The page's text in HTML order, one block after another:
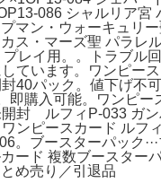
086 シャルリア宮
マン・ウォーキュリ
ス・マーズ聖 パラレ
レイ用。。トラブル
ています。ワンピー
40パック。値下げ不
即購入可能。ワンピ
封 ルフィP-033 ガン
ンピースカード ルフ
。ブースターパック
カード 複数ブースター
とめ売り／引退品